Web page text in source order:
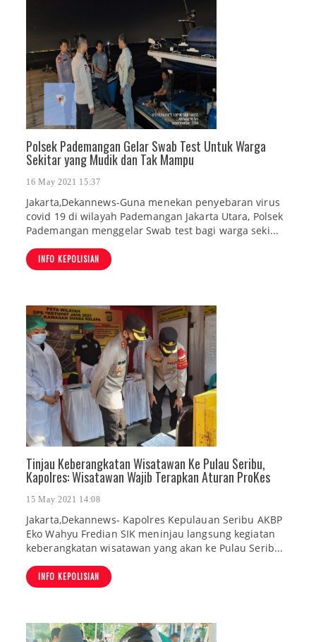
Polsek Pademangan Gelar Swab Test Untuk Warga
Sekitar yang Mudik dan Tak Mampu
16 May 2021 15:37
Jakarta,Dekannews-Guna menekan penyebaran virus
covid 19 di wilayah Pademangan Jakarta Utara, Polsek
Pademangan menggelar Swab test bagi warga seki...
INFO KEPOLISIAN
Tinjau Keberangkatan Wisatawan Ke Pulau Seribu,
Kapolres: Wisatawan Wajib Terapkan Aturan ProKes
15 May 2021 14:08
Jakarta,Dekannews- Kapolres Kepulauan Seribu AKBP
Eko Wahyu Fredian SIK meninjau langsung kegiatan
keberangkatan wisatawan yang akan ke Pulau Serib...
INFO KEPOLISIAN